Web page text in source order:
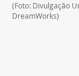
(Foto: Divulgação
DreamWorks)